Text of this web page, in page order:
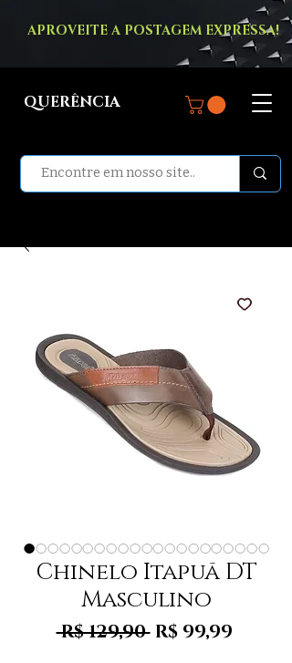
APROVEITE A POSTAGEM EXPRESSA!
QUERÊNCIA
Chinelo Itapuã DT
Masculino
R$ 129,90 Preço
R$ 99,99Preço